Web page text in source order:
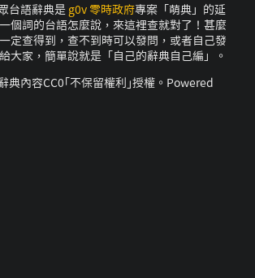
台語辭典是 g0v 零時政府專案「萌典」的延
個詞的台語怎麼說，來這裡查就對了！甚麼
定查得到，查不到時可以發問，或者自己發
大家，簡單說就是「自己的辭典自己編」。
典內容CC0｢不保留權利｣授權。Powered